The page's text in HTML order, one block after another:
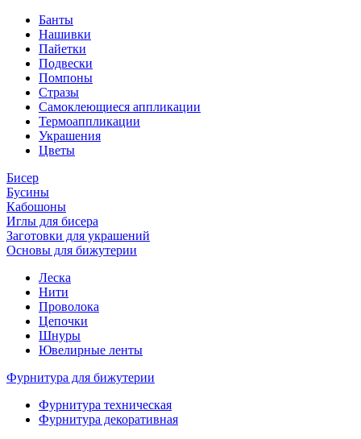
Банты
Нашивки
Пайетки
Подвески
Помпоны
Стразы
Самоклеющиеся аппликации
Термоаппликации
Украшения
Цветы
Бисер
Бусины
Кабошоны
Иглы для бисера
Заготовки для украшений
Основы для бижутерии
Леска
Нити
Проволока
Цепочки
Шнуры
Ювелирные ленты
Фурнитура для бижутерии
Фурнитура техническая
Фурнитура декоративная